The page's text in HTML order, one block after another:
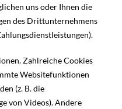
uns oder Ihnen die
des Drittunternehmens
Zahlreiche Cookies
Websitefunktionen
(z. B. die
von Videos). Andere